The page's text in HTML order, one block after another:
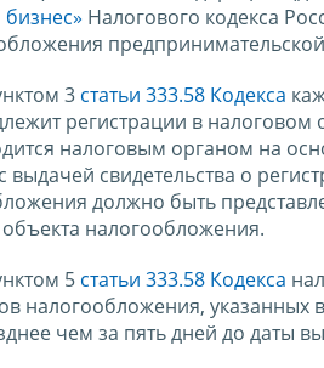
Налогового кодекса
3 статьи 333.58 Кодекса
регистрации в налоговом
налоговым органом на
свидетельства о
должно быть
налогообложения.
5 статьи 333.58 Кодекса
налогообложения, указанных в
чем за пять дней до даты